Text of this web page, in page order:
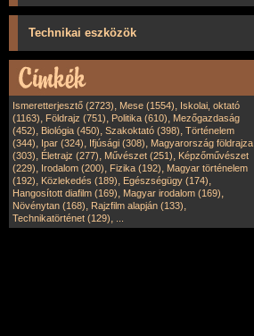
Technikai eszközök
Ismeretterjesztő (2723), Mese (1554), Iskolai, oktató
(1163), Földrajz (751), Politika (610), Mezőgazdaság
(452), Biológia (450), Szakoktató (398), Történelem
(344), Ipar (324), Ifjúsági (308), Magyarország földrajza
(303), Életrajz (277), Művészet (251), Képzőművészet
(229), Irodalom (200), Fizika (192), Magyar történelem
(192), Közlekedés (189), Egészségügy (174),
Hangosított diafilm (169), Magyar irodalom (169),
Növénytan (168), Rajzfilm alapján (133),
Technikatörténet (129),